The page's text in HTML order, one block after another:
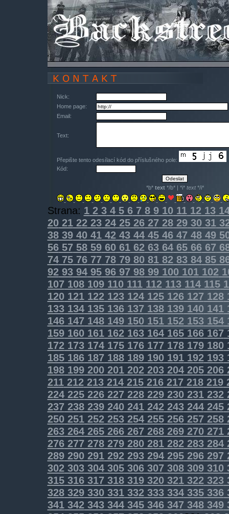
Nick:
Home page:
Email:
Text:
Přepište tento odesílací kód do příslušného pole:
Kód:
*b* text*/b* | *i* text*/i*
Strana: 12345678910111213
202122232425262728293031
383940414243444546474849
565758596061626364656667
747576777879808182838485
9293949596979899100101102
107108109110111112113114115
120121122123124125126127 128
133134135136137138139140 141
146147148149150151152153154
159160161162163164165166167
172173174175176177178179180
185186187188189190191192193
198199200201202203204205206
211212213214215216217218219
224225226227228229230231232
237238239240241242243244245
250251252253254255256257258
263264265266267268269270271
276277278279280281282283284
289290291292293294295296297
302303304305306307308309310
315316317318319320321322323
328329330331332333334335336
341342343344345346347348349